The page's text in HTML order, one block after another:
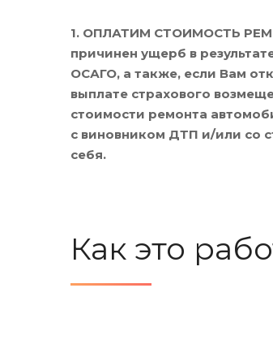
1. ОПЛАТИМ СТОИМОСТЬ
причинен ущерб в
ОСАГО, а также, если Вам
выплате страхового
стоимости ремонта
с виновником ДТП и/или со
себя.
Как это